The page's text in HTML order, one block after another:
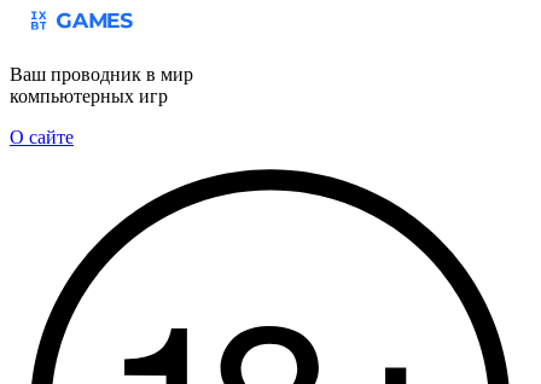
Ваш проводник в мир
компьютерных игр
О сайте